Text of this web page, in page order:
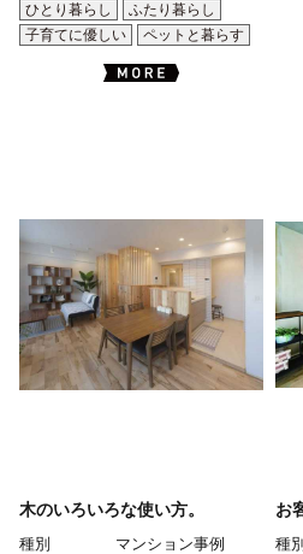
ひとり暮らし
ふたり暮らし
子育てに優しい
ペットと暮らす
木のいろいろな使い方。
種別
マンション事例
お
種別